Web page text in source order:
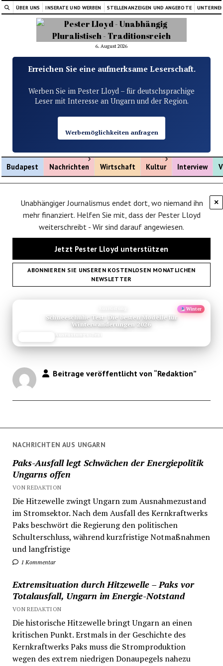
ÜBER UNS INSERATE UND WERBEN STELLENANZEIGEN UND ANGEBOTE
6. August 2026
Erreichen Sie eine aufmerksame Leserschaft.
Werben Sie im Pester Lloyd – für deutschsprachige
Leser mit Interesse an Ungarn und der Region.
Werbemöglichkeiten anfragen
Budapest Nachrichten
Menü öffnen
Wirtschaft Kultur
Menü öffnen
Interview
×
Unabhängiger Journalismus endet dort, wo niemand ihn
mehr finanziert. Helfen Sie mit, dass der Pester Lloyd
weiterschreibt - Wir sind darauf angewiesen.
Jetzt Pester Lloyd unterstützen
ABONNIEREN SIE UNSEREN KOSTENLOSEN MONATLICHEN
NEWSLETTER
Neu
Cappadocia Reisefuehrer Das Paradiesische Tuerkische
Hochland Im Portrait
NACHRICHTEN AUS UNGARN
Paks-Ausfall legt Schwächen der Energiepolitik
Ungarns offen
VON REDAKTION
Die Hitzewelle zwingt Ungarn zum Ausnahmezustand
im Stromsektor. Nach dem Ausfall des Kernkraftwerks
Paks beschwört die Regierung den politischen
Schulterschluss, während kurzfristige Notmaßnahmen
und langfristige
1 Kommentar
Extremsituation durch Hitzewelle – Paks vor
Totalausfall, Ungarn im Energie-Notstand
VON REDAKTION
Die historische Hitzewelle bringt Ungarn an einen
kritischen Punkt. Erstmals in der Geschichte des
Kernkraftwerks Paks muss die Stromproduktion
wegen des extrem niedrigen Donaupegels nahezu
Beitrage veröffentlicht von “Redaktion”